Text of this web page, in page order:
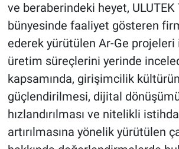
ve beraberindeki heyet, ULUTEK
bünyesinde faaliyet gösteren
ederek yürütülen Ar-Ge
üretim süreçlerini yerinde
kapsamında, girişimcilik
güçlendirilmesi, dijital
hızlandırılması ve nitelikli
artırılmasına yönelik yürütülen